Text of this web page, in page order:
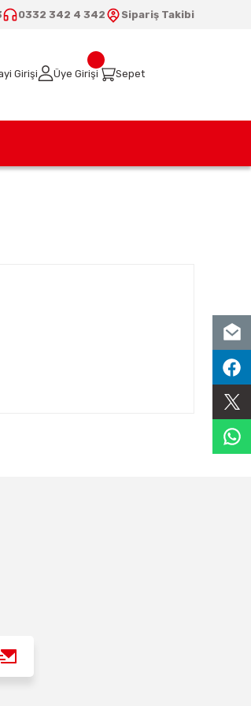
0332 342 4 342 Sipariş Takibi
Girişi Üye Girişi Sepet